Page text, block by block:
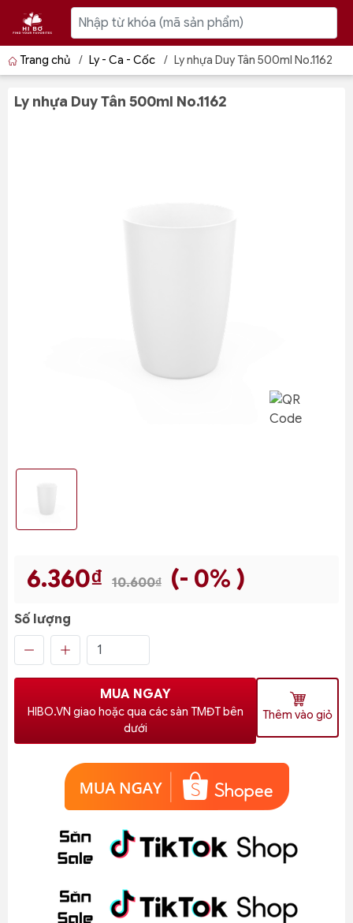
Trang chủ / Ly - Ca - Cốc / Ly nhựa Duy Tân 500ml No.1162
Ly nhựa Duy Tân 500ml No.1162
6.360₫ 10.600₫ (- 0% )
Số lượng
MUA NGAY
HIBO.VN giao hoặc qua các sàn TMĐT bên
dưới
Thêm vào giỏ